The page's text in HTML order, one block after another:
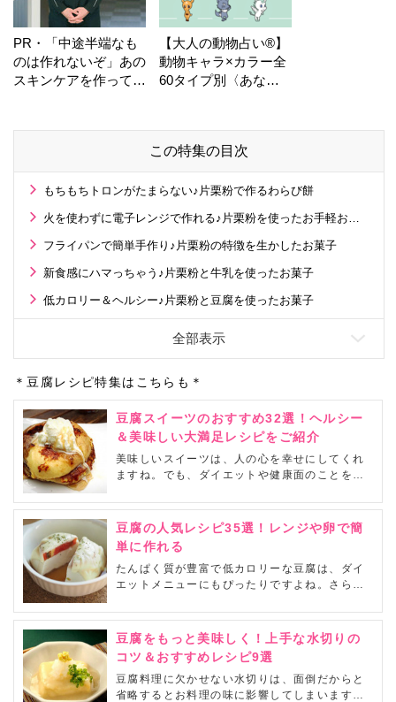
PR・「中途半端なも
のは作れないぞ」あの
スキンケアを作ってい
【大人の動物占い®】
動物キャラ×カラー全
60タイプ別〈あなた
この特集の目次
もちもちトロンがたまらない♪片栗粉で作るわらび餅
火を使わずに電子レンジで作れる♪片栗粉を使ったお手軽お菓子
フライパンで簡単手作り♪片栗粉の特徴を生かしたお菓子
新食感にハマっちゃう♪片栗粉と牛乳を使ったお菓子
低カロリー＆ヘルシー♪片栗粉と豆腐を使ったお菓子
＊豆腐レシピ特集はこちらも＊
豆腐スイーツのおすすめ32選！ヘルシー
＆美味しい大満足レシピをご紹介
美味しいスイーツは、人の心を幸せにしてくれ
ますね。でも、ダイエットや健康面のことを考
も事実。そこで、ヘルシーな豆腐を使ったスイ
ーツレシピを試してみませんか？食べたい、で
も後悔したくない…そんなストレスを解消して
くれる豆腐スイーツレシピをご紹介します。
豆腐の人気レシピ35選！レンジや卵で簡
単に作れる
たんぱく質が豊富で低カロリーな豆腐は、ダイ
エットメニューにもぴったりですよね。さら
勝手が抜群の優等生食材です。今回は、豆腐の
柔らかさと優しい味わいを生かした、目にも楽
しいアイデアレシピをご紹介。前菜からメイ
ン、デザートまで、豆腐コースができちゃいそ
うです♪
豆腐をもっと美味しく！上手な水切りの
コツ＆おすすめレシピ9選
豆腐料理に欠かせない水切りは、面倒だからと
省略するとお料理の味に影響してしまいます。